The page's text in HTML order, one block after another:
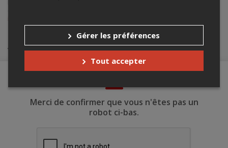
Pour plus d’information à propos de cet événement, veuillez
Achat de billets
Merci de confirmer que vous n'êtes pas un
robot ci-bas.
Gérer les préférences
Tout accepter